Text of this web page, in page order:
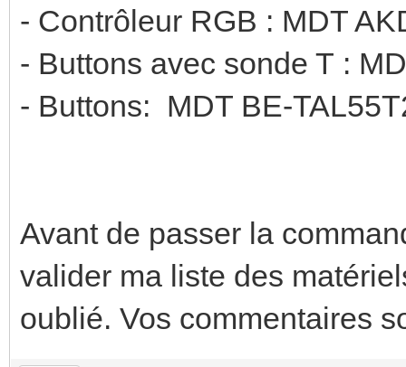
- Contrôleur RGB : MDT
- Buttons avec sonde T :
- Buttons: MDT BE-
Avant de passer la
valider ma liste des
oublié. Vos commentaires